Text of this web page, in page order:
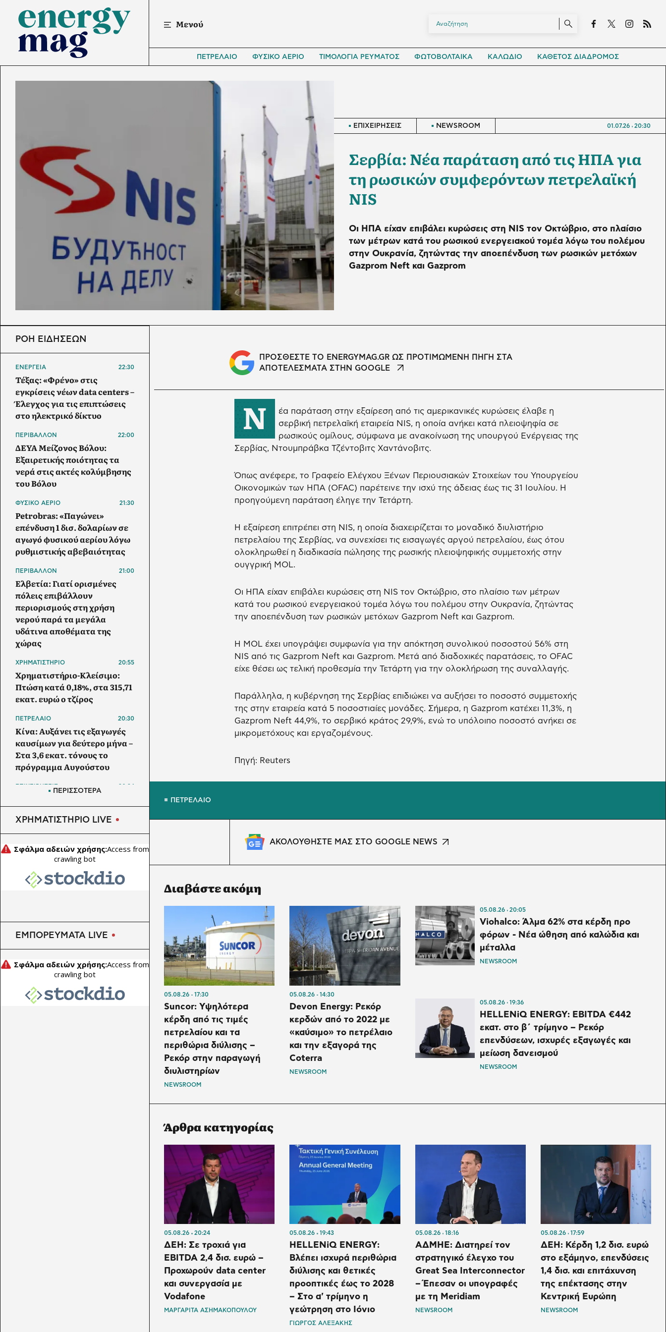
Μενού
ΠΕΤΡΕΛΑΙΟ ΦΥΣΙΚΟ ΑΕΡΙΟ ΤΙΜΟΛΟΓΙΑ ΡΕΥΜΑΤΟΣ ΦΩΤΟΒΟΛΤΑΙΚΑ ΚΑΛΩΔΙΟ ΚΑΘΕΤΟΣ ΔΙΑΔΡΟΜΟΣ
ΕΠΙΧΕΙΡΗΣΕΙΣ NEWSROOM 01.07.26 20:30
Σερβία: Νέα παράταση από τις ΗΠΑ για
τη ρωσικών συμφερόντων πετρελαϊκή
NIS
Οι ΗΠΑ είχαν επιβάλει κυρώσεις στη NIS τον Οκτώβριο, στο πλαίσιο
των μέτρων κατά του ρωσικού ενεργειακού τομέα λόγω του πολέμου
στην Ουκρανία, ζητώντας την αποεπένδυση των ρωσικών μετόχων
Gazprom Neft και Gazprom
ΠΡΟΣΘΕΣΤΕ ΤΟ ENERGYMAG.GR ΩΣ ΠΡΟΤΙΜΩΜΕΝΗ ΠΗΓΗ ΣΤΑ
ΑΠΟΤΕΛΕΣΜΑΤΑ ΣΤΗΝ GOOGLE
Ν
έα παράταση στην εξαίρεση από τις αμερικανικές κυρώσεις έλαβε η
σερβική πετρελαϊκή εταιρεία NIS, η οποία ανήκει κατά πλειοψηφία σε
ρωσικούς ομίλους, σύμφωνα με ανακοίνωση της υπουργού Ενέργειας της
Σερβίας, Ντουμπράβκα Τζέντοβιτς Χαντάνοβιτς.
Όπως ανέφερε, το Γραφείο Ελέγχου Ξένων Περιουσιακών Στοιχείων του Υπουργείου
Οικονομικών των ΗΠΑ (OFAC) παρέτεινε την ισχύ της άδειας έως τις 31 Ιουλίου. Η
προηγούμενη παράταση έληγε την Τετάρτη.
Η εξαίρεση επιτρέπει στη NIS, η οποία διαχειρίζεται το μοναδικό διυλιστήριο
πετρελαίου της Σερβίας, να συνεχίσει τις εισαγωγές αργού πετρελαίου, έως ότου
ολοκληρωθεί η διαδικασία πώλησης της ρωσικής πλειοψηφικής συμμετοχής στην
ουγγρική MOL.
Οι ΗΠΑ είχαν επιβάλει κυρώσεις στη NIS τον Οκτώβριο, στο πλαίσιο των μέτρων
κατά του ρωσικού ενεργειακού τομέα λόγω του πολέμου στην Ουκρανία, ζητώντας
την αποεπένδυση των ρωσικών μετόχων Gazprom Neft και Gazprom.
Η MOL έχει υπογράψει συμφωνία για την απόκτηση συνολικού ποσοστού 56% στη
NIS από τις Gazprom Neft και Gazprom. Μετά από διαδοχικές παρατάσεις, το OFAC
είχε θέσει ως τελική προθεσμία την Τετάρτη για την ολοκλήρωση της συναλλαγής.
Παράλληλα, η κυβέρνηση της Σερβίας επιδιώκει να αυξήσει το ποσοστό συμμετοχής
της στην εταιρεία κατά 5 ποσοστιαίες μονάδες. Σήμερα, η Gazprom κατέχει 11,3%, η
Gazprom Neft 44,9%, το σερβικό κράτος 29,9%, ενώ το υπόλοιπο ποσοστό ανήκει σε
μικρομετόχους και εργαζομένους.
Πηγή: Reuters
ΠΕΤΡΕΛΑΙΟ
ΑΚΟΛΟΥΘΗΣΤΕ ΜΑΣ ΣΤΟ GOOGLE NEWS
Διαβάστε ακόμη
05.08.26 17:30
Suncor: Υψηλότερα
κέρδη από τις τιμές
πετρελαίου και τα
περιθώρια διύλισης –
Ρεκόρ στην παραγωγή
διυλιστηρίων
NEWSROOM
05.08.26 14:30
Devon Energy: Ρεκόρ
κερδών από το 2022 με
«καύσιμο» το πετρέλαιο
και την εξαγορά της
Coterra
NEWSROOM
05.08.26 20:05
Viohalco: Άλμα 62% στα κέρδη προ
φόρων - Νέα ώθηση από καλώδια και
μέταλλα
NEWSROOM
05.08.26 19:36
HELLENiQ ENERGY: EBITDA €442
εκατ. στο β΄ τρίμηνο – Ρεκόρ
επενδύσεων, ισχυρές εξαγωγές και
μείωση δανεισμού
NEWSROOM
Άρθρα κατηγορίας
05.08.26 20:24
ΔΕΗ: Σε τροχιά για
EBITDA 2,4 δισ. ευρώ –
Προχωρούν data center
και συνεργασία με
Vodafone
ΜΑΡΓΑΡΙΤΑ ΑΣΗΜΑΚΟΠΟΥΛΟΥ
05.08.26 19:43
HELLENiQ ENERGY:
Βλέπει ισχυρά περιθώρια
διύλισης και θετικές
προοπτικές έως το 2028
– Στο α' τρίμηνο η
γεώτρηση στο Ιόνιο
ΓΙΩΡΓΟΣ ΑΛΕΞΑΚΗΣ
05.08.26 18:16
ΑΔΜΗΕ: Διατηρεί τον
στρατηγικό έλεγχο του
Great Sea Interconnector
– Έπεσαν οι υπογραφές
με τη Meridiam
NEWSROOM
05.08.26 17:59
ΔΕΗ: Κέρδη 1,2 δισ. ευρώ
στο εξάμηνο, επενδύσεις
1,4 δισ. και επιτάχυνση
της επέκτασης στην
Κεντρική Ευρώπη
NEWSROOM
ΡΟΗ ΕΙΔΗΣΕΩΝ
ΕΝΕΡΓΕΙΑ 22:30
Τέξας: «Φρένο» στις
εγκρίσεις νέων data centers –
Έλεγχος για τις επιπτώσεις
στο ηλεκτρικό δίκτυο
ΠΕΡΙΒΑΛΛΟΝ 22:00
ΔΕΥΑ Μείζονος Βόλου:
Εξαιρετικής ποιότητας τα
νερά στις ακτές κολύμβησης
του Βόλου
ΦΥΣΙΚΟ ΑΕΡΙΟ 21:30
Petrobras: «Παγώνει»
επένδυση 1 δισ. δολαρίων σε
αγωγό φυσικού αερίου λόγω
ρυθμιστικής αβεβαιότητας
ΠΕΡΙΒΑΛΛΟΝ 21:00
Ελβετία: Γιατί ορισμένες
πόλεις επιβάλλουν
περιορισμούς στη χρήση
νερού παρά τα μεγάλα
υδάτινα αποθέματα της
χώρας
ΧΡΗΜΑΤΙΣΤΗΡΙΟ 20:55
Χρηματιστήριο-Κλείσιμο:
Πτώση κατά 0,18%, στα 315,71
εκατ. ευρώ ο τζίρος
ΠΕΤΡΕΛΑΙΟ 20:30
Κίνα: Αυξάνει τις εξαγωγές
καυσίμων για δεύτερο μήνα –
Στα 3,6 εκατ. τόνους το
πρόγραμμα Αυγούστου
ΕΠΙΧΕΙΡΗΣΕΙΣ 20:24
2,4 δισ. ευρώ – Προχωρούν
data center και συνεργασία
με Vodafone
ΕΠΙΧΕΙΡΗΣΕΙΣ
Viohalco: Άλμα 62% στα
κέρδη προ φόρων - Νέα
ώθηση από καλώδια και
ΠΕΡΙΣΣΟΤΕΡΑ
ΧΡΗΜΑΤΙΣΤΗΡΙΟ LIVE
ΕΜΠΟΡΕΥΜΑΤΑ LIVE